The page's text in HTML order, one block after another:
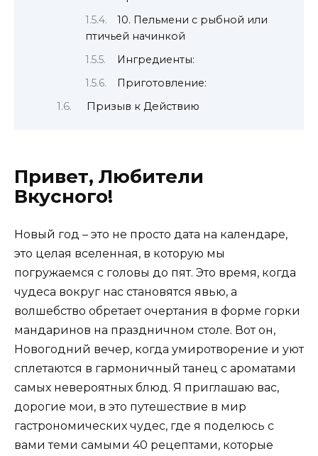
10. Пельмени с рыбной или
птичьей начинкой
Ингредиенты:
Приготовление:
Призыв к Действию
Привет, Любители
Вкусного!
Новый год – это не просто дата на календаре,
это целая вселенная, в которую мы
погружаемся с головы до пят. Это время, когда
чудеса вокруг нас становятся явью, а
волшебство обретает очертания в форме горки
мандаринов на праздничном столе. Вот он,
Новогодний вечер, когда умиротворение и уют
сплетаются в гармоничный танец с ароматами
самых невероятных блюд. Я приглашаю вас,
дорогие мои, в это путешествие в мир
гастрономических чудес, где я поделюсь с
вами теми самыми 40 рецептами, которые